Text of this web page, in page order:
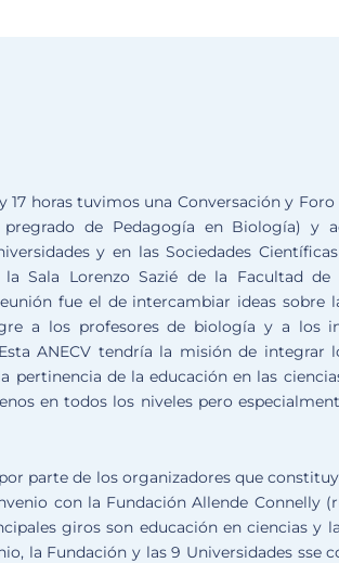
17 horas tuvimos una Conversación y
de Pedagogía en Biología) y
y en las Sociedades
Sala Lorenzo Sazié de la Facultad de
fue el de intercambiar ideas sobre
a los profesores de biología y a los
ANECV tendría la misión de integrar
pertinencia de la educación en las
en todos los niveles pero
parte de los organizadores que
con la Fundación Allende Connelly
giros son educación en ciencias y
la Fundación y las 9 Universidades sse